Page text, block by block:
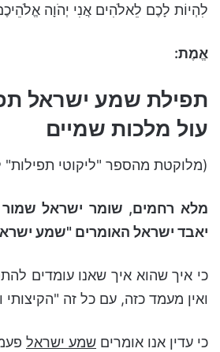
לִהְיוֹת לָכֶם לֵאלֹהִים אֲנִי יְהֹוָה
אֱמֶת:
תפילת שמע ישראל
עול מלכות שמיים
(מלוקטת מהספר "ליקוטי תפילות"
מלא רחמים, שומר ישראל
יאבד ישראל האומרים "שמע
כי איך שהוא איך שאנו עומדים
ואין מעמד כזה, עם כל זה "הקיצותי
כי עדין אנו אומרים שמע ישראל